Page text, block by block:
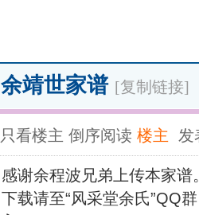
余靖世家谱 [复制链接]
只看楼主 倒序阅读 楼主 发
感谢余程波兄弟上传本家谱
下载请至“风采堂余氏”QQ